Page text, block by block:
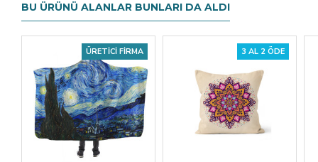
BU ÜRÜNÜ ALANLAR BUNLARI DA ALDI
ÜRETICI FIRMA 3 AL 2 ÖDE